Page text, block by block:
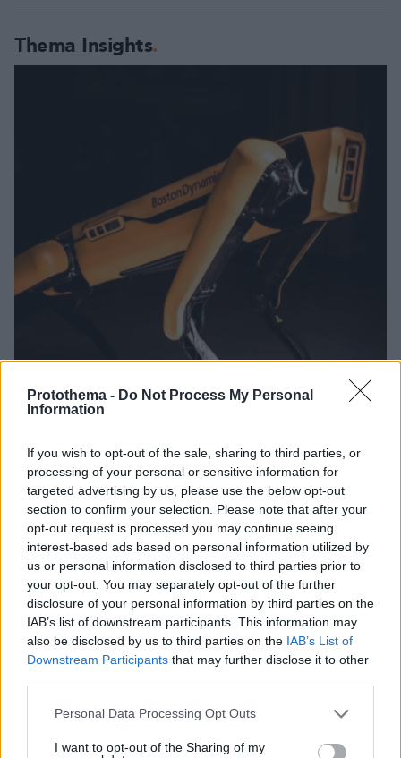
Protothema - Do Not Process My Personal
Information
If you wish to opt-out of the sale, sharing to third parties, or
processing of your personal or sensitive information for
targeted advertising by us, please use the below opt-out
section to confirm your selection. Please note that after your
opt-out request is processed you may continue seeing
interest-based ads based on personal information utilized by
us or personal information disclosed to third parties prior to
your opt-out. You may separately opt-out of the further
disclosure of your personal information by third parties on the
IAB’s list of downstream participants. This information may
also be disclosed by us to third parties on the IAB’s List of
Downstream Participants that may further disclose it to other
Please note that this website/app uses one or more Google
not limited to your visit or usage behaviour. You may click to
Personal Data Processing Opt Outs
I want to opt-out of the Sharing of my
Thema Insights
Το μέλλον της τεχνολογίας
27.07.2026, 06:00
Η Smart φοιτητική κατοικία στην καρδιά της Αθήνας
03.08.2026, 10:56
Επαγγελματική Εκπαίδευση & Εξειδίκευση: Το Mοντέλο που
σε Bάζει στην Aγορά Eργασίας
26.07.2026, 09:54
ΡΟΗ ΕΙΔΗΣΕΩΝ
Ειδήσεις Δημοφιλή Σχολιασμένα